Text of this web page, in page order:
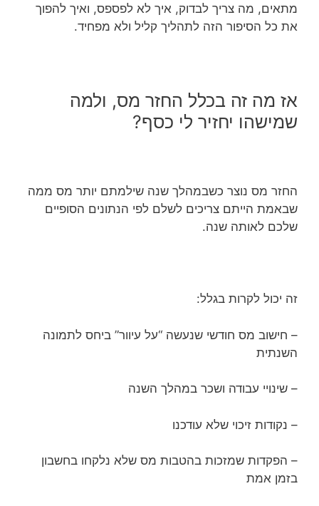
מתאים, מה צריך לבדוק, איך לא לפספס, ואיך להפוך
את כל הסיפור הזה לתהליך קליל ולא מפחיד.
אז מה זה בכלל החזר מס, ולמה
שמישהו יחזיר לי כסף?
החזר מס נוצר כשבמהלך שנה שילמתם יותר מס ממה
שבאמת הייתם צריכים לשלם לפי הנתונים הסופיים
שלכם לאותה שנה.
זה יכול לקרות בגלל:
– חישוב מס חודשי שנעשה “על עיוור” ביחס לתמונה
השנתית
– שינויי עבודה ושכר במהלך השנה
– נקודות זיכוי שלא עודכנו
– הפקדות שמזכות בהטבות מס שלא נלקחו בחשבון
בזמן אמת